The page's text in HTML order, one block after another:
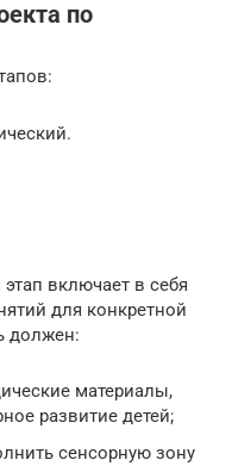
по
включает в себя
для конкретной
должен:
материалы,
развитие детей;
сенсорную зону